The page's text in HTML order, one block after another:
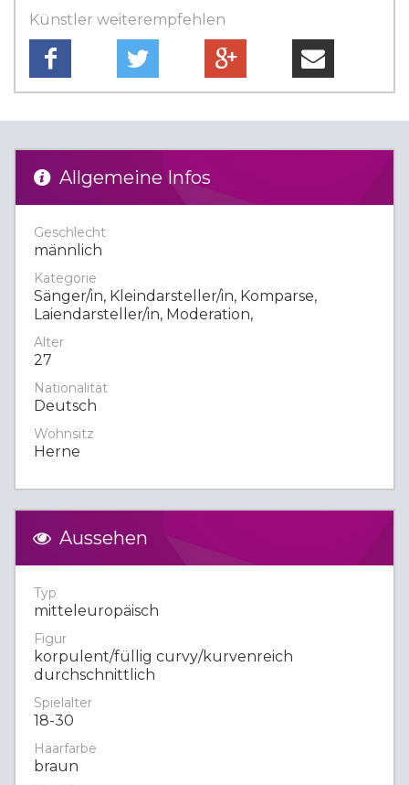
Künstler weiterempfehlen
Allgemeine Infos
Geschlecht
männlich
Kategorie
Sänger/in, Kleindarsteller/in, Komparse,
Laiendarsteller/in, Moderation,
Alter
27
Nationalität
Deutsch
Wohnsitz
Herne
Aussehen
Typ
mitteleuropäisch
Figur
korpulent/füllig curvy/kurvenreich
durchschnittlich
Spielalter
18-30
Haarfarbe
braun